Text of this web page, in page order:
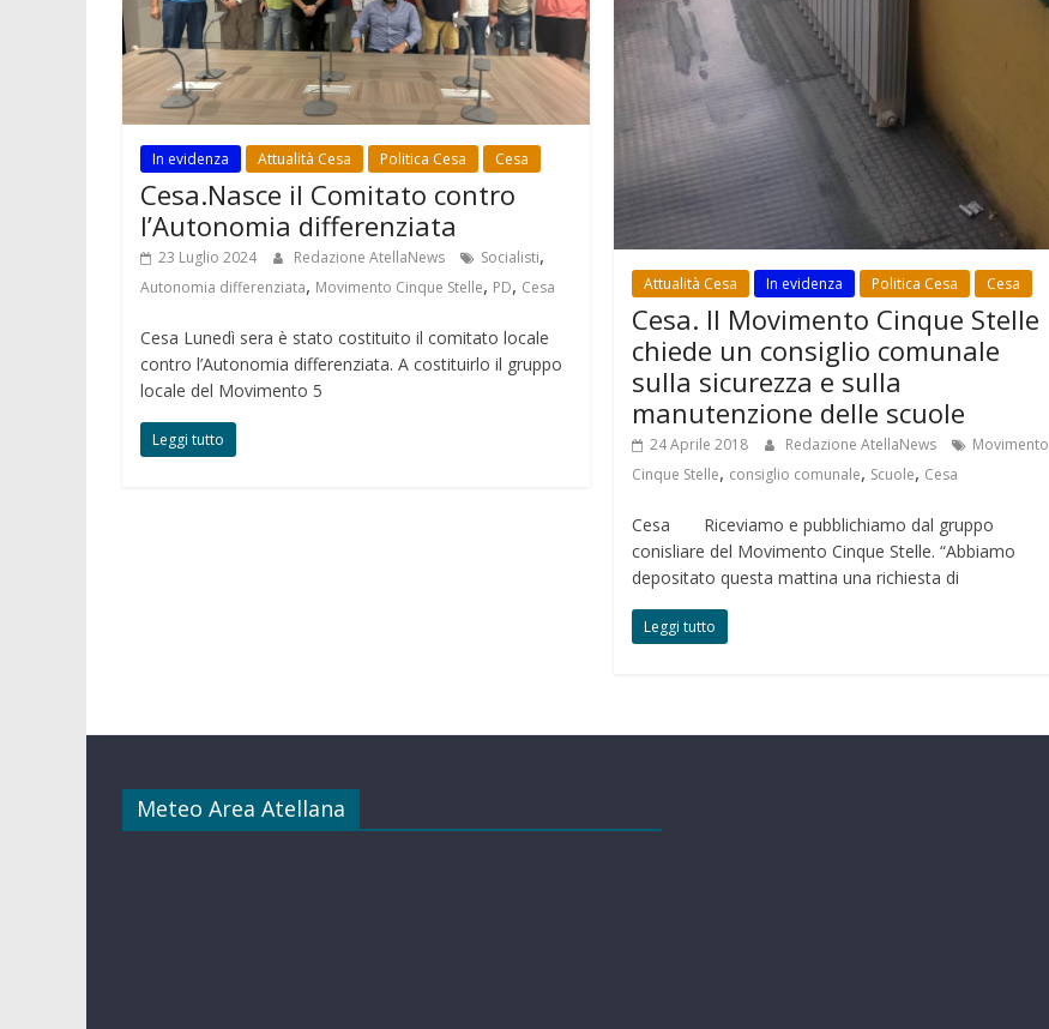
In evidenza Attualità Cesa Politica Cesa Cesa
Cesa.Nasce il Comitato contro
l’Autonomia differenziata
23 Luglio 2024 Redazione AtellaNews Socialisti,
Autonomia differenziata, Movimento Cinque Stelle, PD, Cesa
Cesa Lunedì sera è stato costituito il comitato locale
contro l’Autonomia differenziata. A costituirlo il gruppo
locale del Movimento 5
Leggi tutto
Attualità Cesa In evidenza Politica Cesa Cesa
Cesa. Il Movimento Cinque Stelle
chiede un consiglio comunale
sulla sicurezza e sulla
manutenzione delle scuole
24 Aprile 2018 Redazione AtellaNews
Movimento
Cinque Stelle, consiglio comunale, Scuole, Cesa
Cesa Riceviamo e pubblichiamo dal gruppo
conisliare del Movimento Cinque Stelle. “Abbiamo
depositato questa mattina una richiesta di
Leggi tutto
Meteo Area Atellana